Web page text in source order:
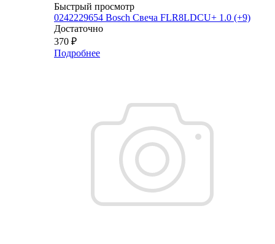
Быстрый просмотр
0242229654 Bosch Свеча FLR8LDCU+ 1.0 (+9)
Достаточно
370 ₽
Подробнее